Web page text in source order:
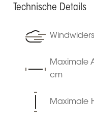
Technische Details
Maximale
cm
Maximale